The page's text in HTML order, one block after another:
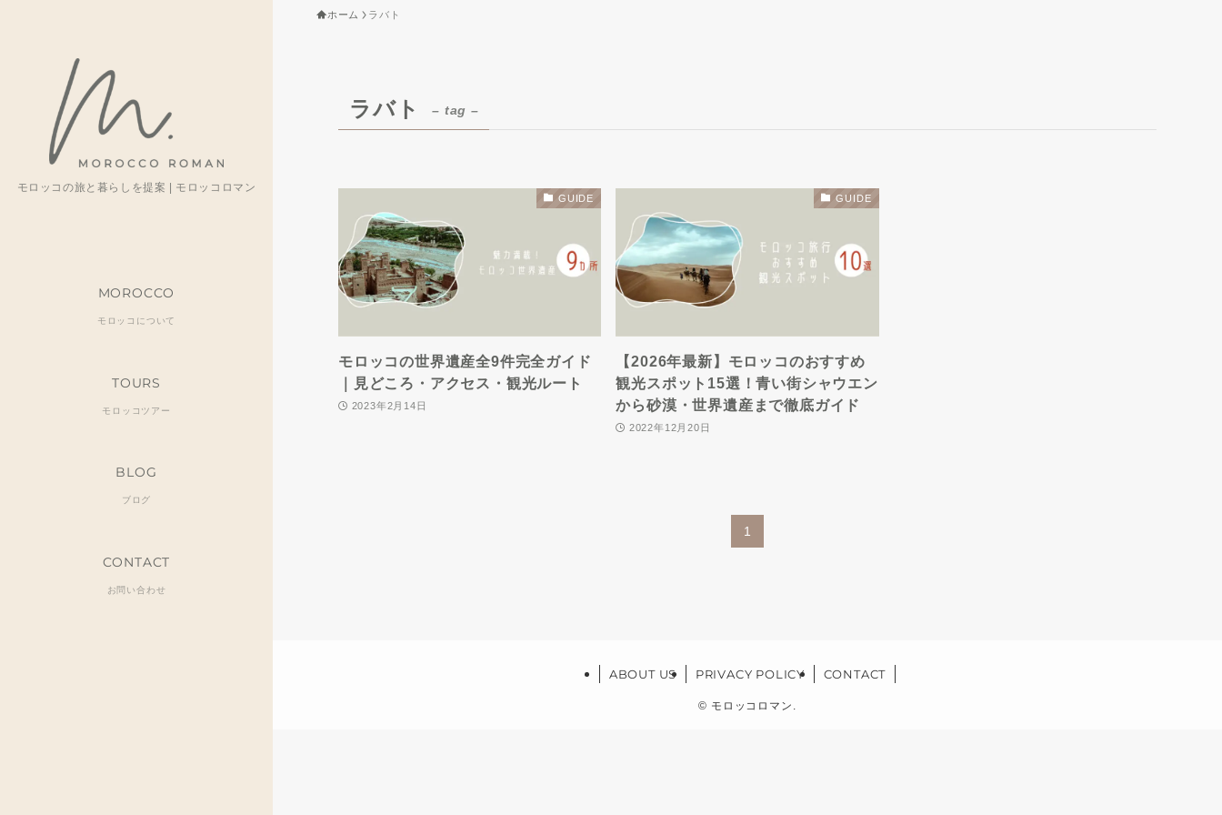
モロッコの旅と暮らしを提案 | モロッコロマン
MOROCCO
モロッコについて
TOURS
モロッコツアー
BLOG
ブログ
CONTACT
お問い合わせ
ホーム ラバト
ラバト – tag –
GUIDE
モロッコの世界遺産全9件完全ガイド
｜見どころ・アクセス・観光ルート
2023年2月14日
GUIDE
【2026年最新】モロッコのおすすめ
観光スポット15選！青い街シャウエン
から砂漠・世界遺産まで徹底ガイド
2022年12月20日
1
ABOUT US PRIVACY POLICY CONTACT
© モロッコロマン.